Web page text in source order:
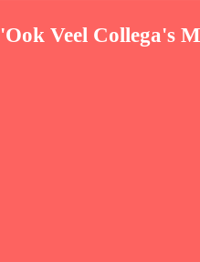
'Ook Veel Collega's